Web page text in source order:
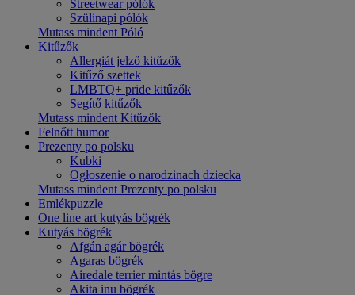
Streetwear pólók
Szülinapi pólók
Mutass mindent Póló
Kitűzők
Allergiát jelző kitűzők
Kitűző szettek
LMBTQ+ pride kitűzők
Segítő kitűzők
Mutass mindent Kitűzők
Felnőtt humor
Prezenty po polsku
Kubki
Ogłoszenie o narodzinach dziecka
Mutass mindent Prezenty po polsku
Emlékpuzzle
One line art kutyás bögrék
Kutyás bögrék
Afgán agár bögrék
Agaras bögrék
Airedale terrier mintás bögre
Akita inu bögrék